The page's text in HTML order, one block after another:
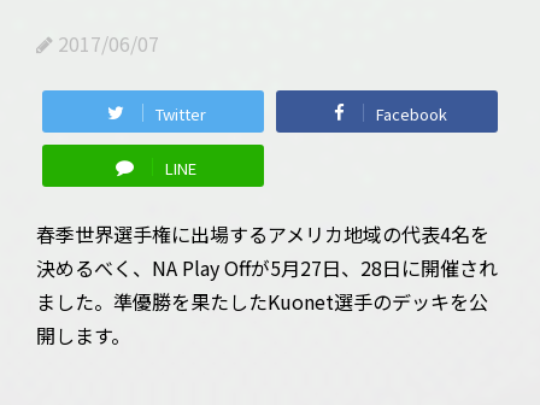
2017/06/07
Twitter Facebook
LINE
春季世界選手権に出場するアメリカ地域の代表4名を
決めるべく、NA Play Offが5月27日、28日に開催され
ました。準優勝を果たしたKuonet選手のデッキを公
開します。